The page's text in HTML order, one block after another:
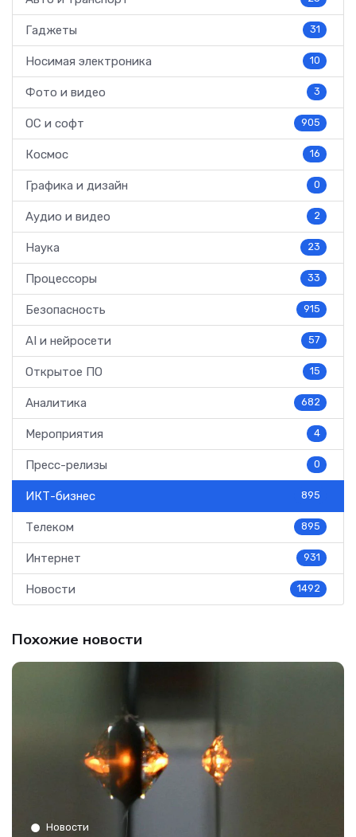
Гаджеты 31
Носимая электроника 10
Фото и видео 3
ОС и софт 905
Космос 16
Графика и дизайн 0
Аудио и видео 2
Наука 23
Процессоры 33
Безопасность 915
AI и нейросети 57
Открытое ПО 15
Аналитика 682
Мероприятия 4
Пресс-релизы 0
ИКТ-бизнес 895
Телеком 895
Интернет 931
Новости 1492
Похожие новости
Новости